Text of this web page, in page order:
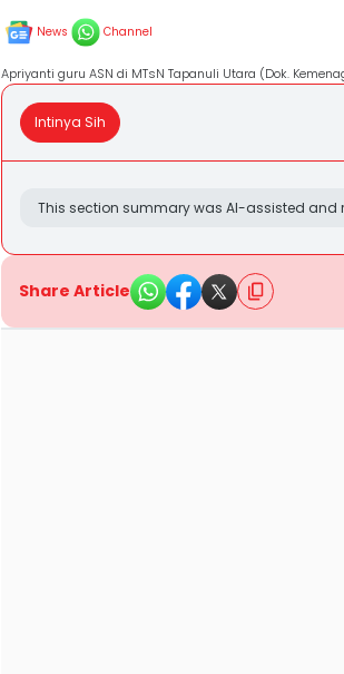
News Channel
Apriyanti guru ASN di MTsN Tapanuli Utara (Dok.
Intinya Sih
This section summary was AI-assisted and
Share Article